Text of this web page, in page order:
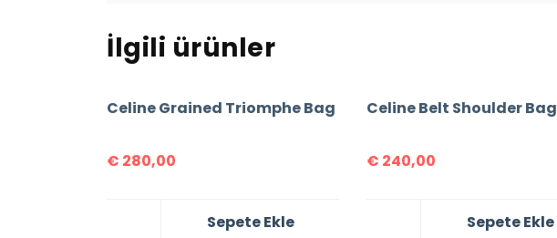
İlgili ürünler
Celine Grained Triomphe Bag
€ 280,00
Sepete Ekle
Celine Belt Shoulder Bag
€ 240,00
Sepete Ekle